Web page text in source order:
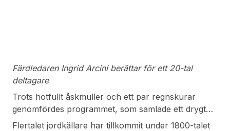
Färdledaren Ingrid Arcini berättar för ett 20-tal
deltagare
Trots hotfullt åskmuller och ett par regnskurar
genomfördes programmet, som samlade ett drygt
20-tal deltagare.
Flertalet jordkällare har tillkommit under 1800-talet